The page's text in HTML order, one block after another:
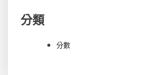
分類
分數